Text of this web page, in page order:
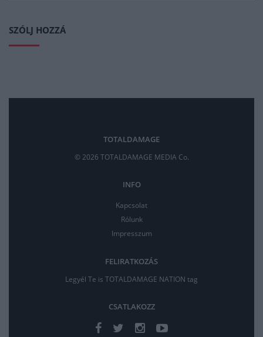
SZÓLJ HOZZÁ
TOTALDAMAGE
© 2026 TOTALDAMAGE MEDIA Co.
INFO
Kapcsolat
Rólunk
Impresszum
FELIRATKOZÁS
Legyél Te is TOTALDAMAGE NATION tag
CSATLAKOZZ